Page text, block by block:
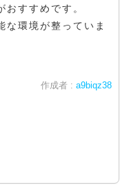
すすめです。
な環境が整っていま
作成者 : a9biqz38